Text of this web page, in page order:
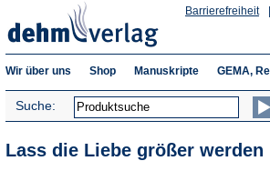
Barrierefreiheit
Wir über uns Shop Manuskripte GEMA,
Suche:
Lass die Liebe größer werden